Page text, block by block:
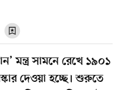
মন্ত্র সামনে রেখে ১৯০১
দেওয়া হচ্ছে। শুরুতে